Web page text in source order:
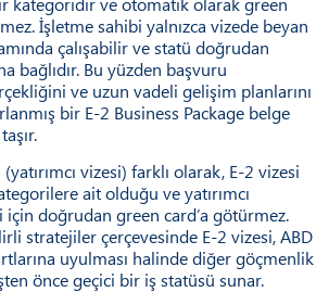
İşletme sahibi yalnızca vizede beyan
çalışabilir ve statü doğrudan
bağlıdır. Bu yüzden başvuru
ve uzun vadeli gelişim planlarını
bir E-2 Business Package belge
vizesi) farklı olarak, E-2 vizesi
ait olduğu ve yatırımcı
doğrudan green card’a götürmez.
stratejiler çerçevesinde E-2 vizesi, ABD
uyulması halinde diğer göçmenlik
önce geçici bir iş statüsü sunar.